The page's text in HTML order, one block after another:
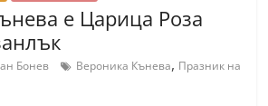
е Царица Роза
Бонев Вероника Кънева, Празник на